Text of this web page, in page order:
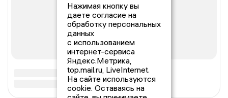
Нажимая кнопку вы
даете согласие на
обработку персональных
данных
с использованием
интернет-сервиса
Яндекс.Метрика,
top.mail.ru, LiveInternet.
На сайте используются
cookie. Оставаясь на